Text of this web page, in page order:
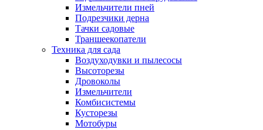
Измельчители пней
Подрезчики дерна
Тачки садовые
Траншеекопатели
Техника для сада
Воздуходувки и пылесосы
Высоторезы
Дровоколы
Измельчители
Комбисистемы
Кусторезы
Мотобуры